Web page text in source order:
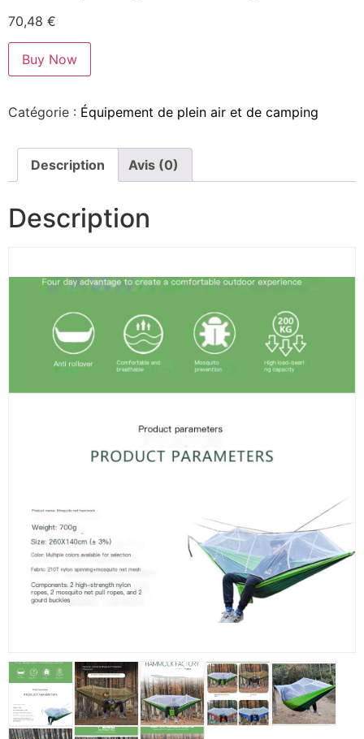
70,48 €
Buy Now
Catégorie : Équipement de plein air et de camping
Description Avis (0)
Description